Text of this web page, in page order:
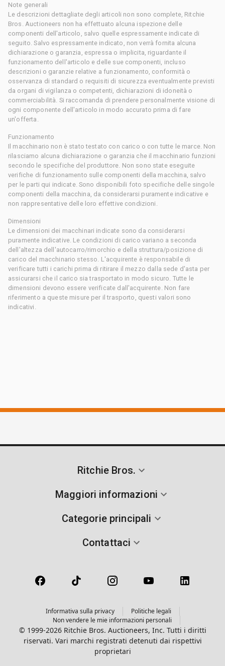
Note generali
Le descrizioni dettagliate degli articoli non sono complete, Ritchie
Bros. Auctioneers non ha effettuato alcuna ispezione delle
componenti dell'articolo, salvo quelle espressamente indicate di
seguito. Salvo espressamente indicato, non verrà fornita alcuna
dichiarazione o garanzia, espressa o implicita, riguardante il
funzionamento dell'articolo e delle sue componenti, incluso
descrizioni o garanzie relative a funzionamento, conformità o
osservanza di standard o requisiti di sicurezza eventualmente previsti
da organi di vigilanza o competenti, dichiarazioni di idoneità o
commerciabilità. Si raccomanda di prendere personalmente visione di
ogni componente dell'articolo in modo accurato prima di fare
un'offerta.
Funzionamento
Il macchinario non è stato testato con carico o con tutte le marce. Non
rilasciamo alcuna dichiarazione o garanzia che il macchinario funzioni
secondo le specifiche del produttore. Non sono state eseguite
verifiche di funzionamento sulle componenti della macchina, salvo
per le parti qui indicate. Sono disponibili foto specifiche delle singole
componenti della macchina, da considerarsi puramente indicative e
non rappresentative delle loro effettive condizioni.
Dimensioni
Le dimensioni dei macchinari indicate sono da considerarsi
puramente indicative. Le condizioni di carico variano a seconda
dell'altezza dell'autocarro/rimorchio e della struttura/posizione di
carico del macchinario stesso. L'acquirente è responsabile di
verificare tutti i carichi prima di ritirare il mezzo dalla sede d'asta per
assicurarsi che il carico sia trasportato in modo sicuro. Tutte le
dimensioni devono essere verificate dall'acquirente. Non fare
riferimento a queste misure per il trasporto, questi valori sono
indicativi.
Ritchie Bros.
Maggiori informazioni
Categorie principali
Contattaci
Informativa sulla privacy
Politiche legali
Non vendere le mie informazioni personali
© 1999-2026 Ritchie Bros. Auctioneers, Inc. Tutti i diritti
riservati. Vari marchi registrati detenuti dai rispettivi
proprietari